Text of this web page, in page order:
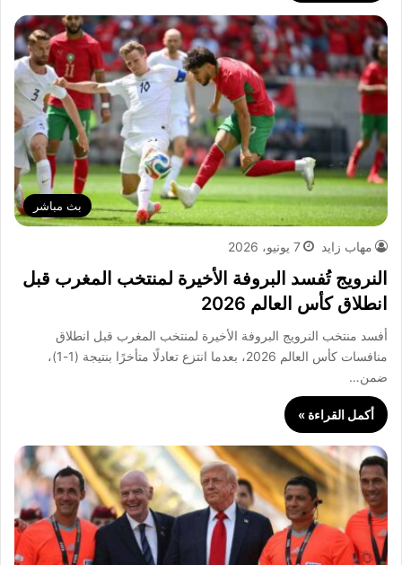
بث مباشر
مهاب زايد 7 يونيو، 2026
النرويج تُفسد البروفة الأخيرة لمنتخب المغرب قبل
انطلاق كأس العالم 2026
أفسد منتخب النرويج البروفة الأخيرة لمنتخب المغرب قبل انطلاق
منافسات كأس العالم 2026، بعدما انتزع تعادلًا متأخرًا بنتيجة (1-1)،
ضمن…
أكمل القراءة »